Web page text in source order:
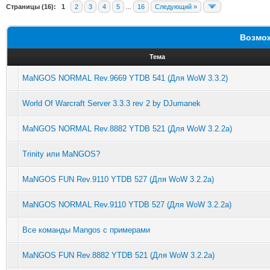
0 0 0 0 0 0 0 0 0 0
0 0 0 0 0 0 0 0 0 0
0 0 0 0 0 0 0 0 0 0
0 0 0 0 0 0 0 0 0 0
0 0 0 0 0 0 0 0 0 0
0 0 0 0 0 0 0 0 0 0
0 0 0 0 0 0 0 0 0 0
0 0 0 0 0 0 0 0 0 0
0 0 0 0 0 0 0 0 0 0
0 0 0 0 0 0 0 0 0 0
Страницы (16): 1 2 3 4 5 16 Следующий »
Тема
MaNGOS NORMAL Rev.9669 YTDB 541 (Для WoW 3.3.2)
World Of Warcraft Server 3.3.3 rev 2 by DJumanek
MaNGOS NORMAL Rev.8882 YTDB 521 (Для WoW 3.2.2a)
Trinity или MaNGOS?
MaNGOS FUN Rev.9110 YTDB 527 (Для WoW 3.2.2a)
MaNGOS NORMAL Rev.9110 YTDB 527 (Для WoW 3.2.2a)
Все команды Mangos с примерами
MaNGOS FUN Rev.8882 YTDB 521 (Для WoW 3.2.2a)